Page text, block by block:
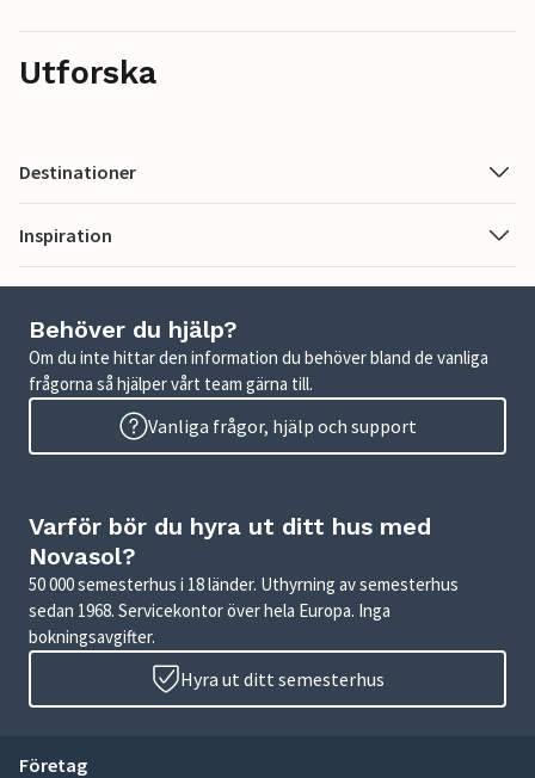
Utforska
Destinationer
Inspiration
Behöver du hjälp?
Om du inte hittar den information du behöver bland de vanliga
frågorna så hjälper vårt team gärna till.
Vanliga frågor, hjälp och support
Varför bör du hyra ut ditt hus med
Novasol?
50 000 semesterhus i 18 länder. Uthyrning av semesterhus
sedan 1968. Servicekontor över hela Europa. Inga
bokningsavgifter.
Hyra ut ditt semesterhus
Företag